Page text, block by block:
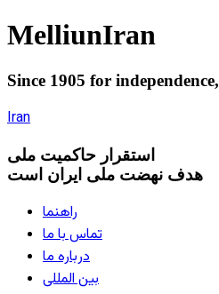
MelliunIran
Since 1905 for independence,
Iran
استقرار حاکميت ملی
هدف نهضت ملی ایران است
راهنما
تماس با ما
درباره ما
بین المللی